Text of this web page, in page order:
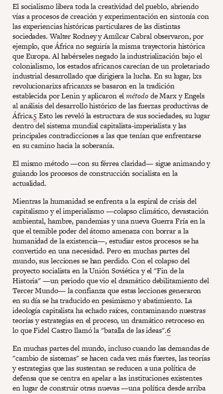
El socialismo libera toda la creatividad del pueblo, abriendo
vías a procesos de creación y experimentación en sintonía con
las experiencias históricas particulares de las distintas
sociedades. Walter Rodney y Amílcar Cabral observaron, por
ejemplo, que África no seguiría la misma trayectoria histórica
que Europa. Al habérseles negado la industrialización bajo el
colonialismo, los estados africanos carecían de un proletariado
industrial desarrollado que dirigiera la lucha. En su lugar, lxs
revolucionarixs africanxs se basaron en la tradición
establecida por Lenin y aplicaron elmétodode Marx y Engels
al análisis del desarrollo histórico de las fuerzas productivas de
África.5Esto les reveló la estructura de sus sociedades, su lugar
dentro del sistema mundial capitalista-imperialista y las
principales contradicciones a las que tenían que enfrentarse
en su camino hacia la soberanía.
El mismo método —con su férrea claridad— sigue animando y
guiando los procesos de construcción socialista en la
actualidad.
Mientras la humanidad se enfrenta a la espiral de crisis del
capitalismo y el imperialismo —colapso climático, devastación
ambiental, hambre, pandemias y una nueva Guerra Fría en la
que el temible poder del átomo amenaza con borrar a la
humanidad de la existencia—, estudiar estos procesos se ha
convertido en una necesidad. Pero en muchas partes del
mundo, sus lecciones se han perdido. Con el colapso del
proyecto socialista en la Unión Soviética y el "Fin de la
Historia" —un periodo que vio el dramático debilitamiento del
Tercer Mundo— la confianza que estas lecciones generaron
en su día se ha traducido en pesimismo y abatimiento. La
ideología capitalista ha echado raíces, contaminando nuestras
teorías y estrategias en el proceso, un dramático retroceso en
lo que Fidel Castro llamó la "batalla de las ideas".6
En muchas partes del mundo, incluso cuando las demandas de
"cambio de sistemas" se hacen cada vez más fuertes, las teorías
y estrategias que las sustentan se reducen a una política de
defensa que se centra en apelar a las instituciones existentes
en lugar de construir otras nuevas —una política desde arriba